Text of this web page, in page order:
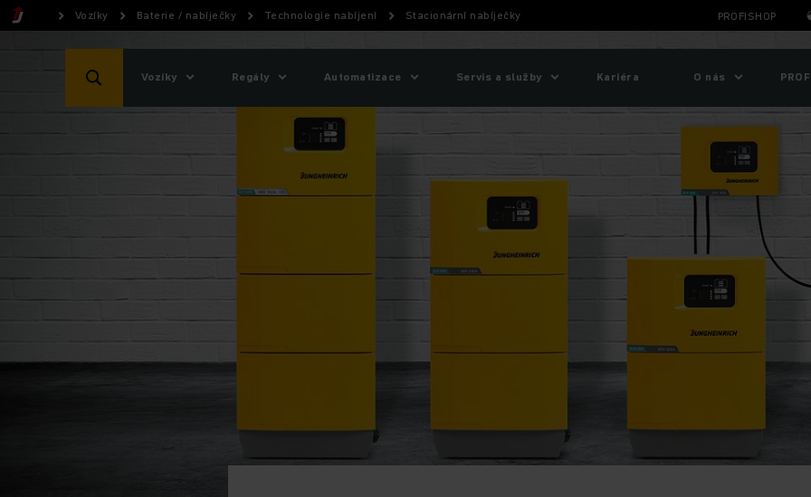
Vozíky Baterie / nabíječky Technologie nabíjení Stacionární nabíječky PROFISHOP
Vozíky Regály Automatizace Servis a služby Kariéra O nás